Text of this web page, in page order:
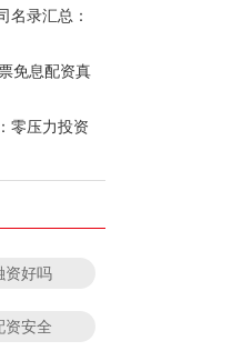
名录汇总：
免息配资真
零压力投资
资好吗
资安全